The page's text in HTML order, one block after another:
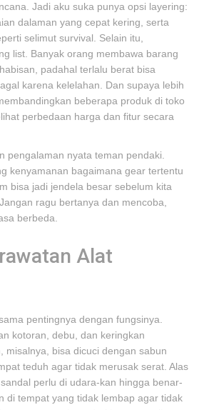
Jadi aku suka punya opsi layering:
dalaman yang cepat kering, serta
selimut survival. Selain itu,
list. Banyak orang membawa barang
padahal terlalu berat bisa
karena kelelahan. Dan supaya lebih
beberapa produk di toko
perbedaan harga dan fitur secara
pengalaman nyata teman pendaki.
kenyamanan bagaimana gear tertentu
bisa jadi jendela besar sebelum kita
ragu bertanya dan mencoba,
berbeda.
Alat
pentingnya dengan fungsinya.
kotoran, debu, dan keringkan
misalnya, bisa dicuci dengan sabun
teduh agar tidak merusak serat. Alas
perlu di udara-kan hingga benar-
di tempat yang tidak lembap agar tidak